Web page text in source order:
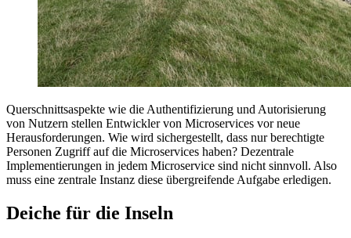
Querschnittsaspekte wie die Authentifizierung und Autorisierung
von Nutzern stellen Entwickler von Microservices vor neue
Herausforderungen. Wie wird sichergestellt, dass nur berechtigte
Personen Zugriff auf die Microservices haben? Dezentrale
Implementierungen in jedem Microservice sind nicht sinnvoll. Also
muss eine zentrale Instanz diese übergreifende Aufgabe erledigen.
Deiche für die Inseln